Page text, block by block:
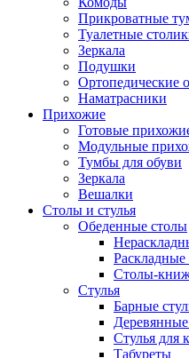
Прикроватные
Туалетные
Зеркала
Подушки
Ортопедические
Наматрасники
Прихожие
Готовые
Модульные
Тумбы для обуви
Зеркала
Вешалки
Столы и стулья
Обеденные столы
Раскладные
Столы-
Стулья
Барные
Деревянные
Стулья для
Табуреты